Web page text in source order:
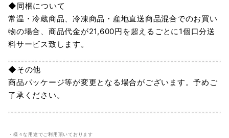
◆同梱について
常温・冷蔵商品、冷凍商品・産地直送商品混合でのお買い
物の場合、商品代金が21,600円を超えるごとに1個口分送
料サービス致します。
◆その他
商品パッケージ等が変更となる場合がございます。予めご
了承ください。
・様々な用途でご利用頂いております